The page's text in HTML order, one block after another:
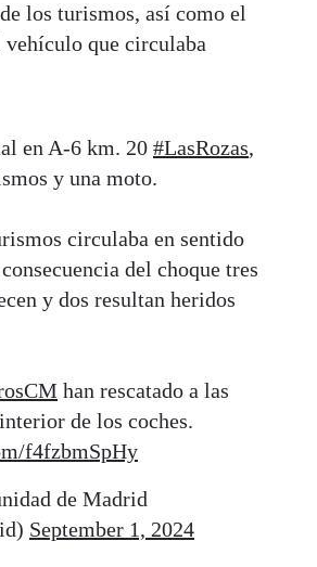
los turismos, así como el
vehículo que circulaba
en A-6 km. 20 #LasRozas,
y una moto.
circulaba en sentido
del choque tres
y dos resultan heridos
han rescatado a las
de los coches.
f4fzbmSpHy
de Madrid
September 1, 2024